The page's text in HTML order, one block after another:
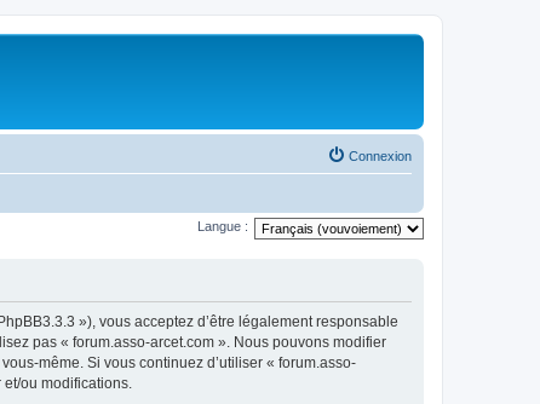
Connexion
Langue :
»), vous acceptez d’être légalement responsable
pas « forum.asso-arcet.com ». Nous pouvons modifier
même. Si vous continuez d’utiliser « forum.asso-
ou modifications.